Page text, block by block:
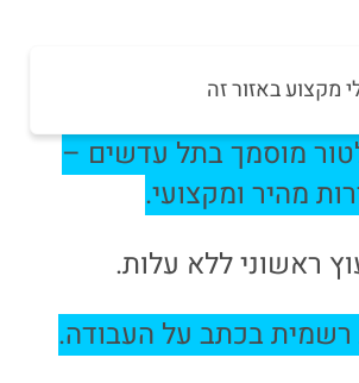
מקצוע באזור זה
מוסמך בתל עדשים –
מהיר ומקצועי.
ראשוני ללא עלות.
רשמית בכתב על העבודה.